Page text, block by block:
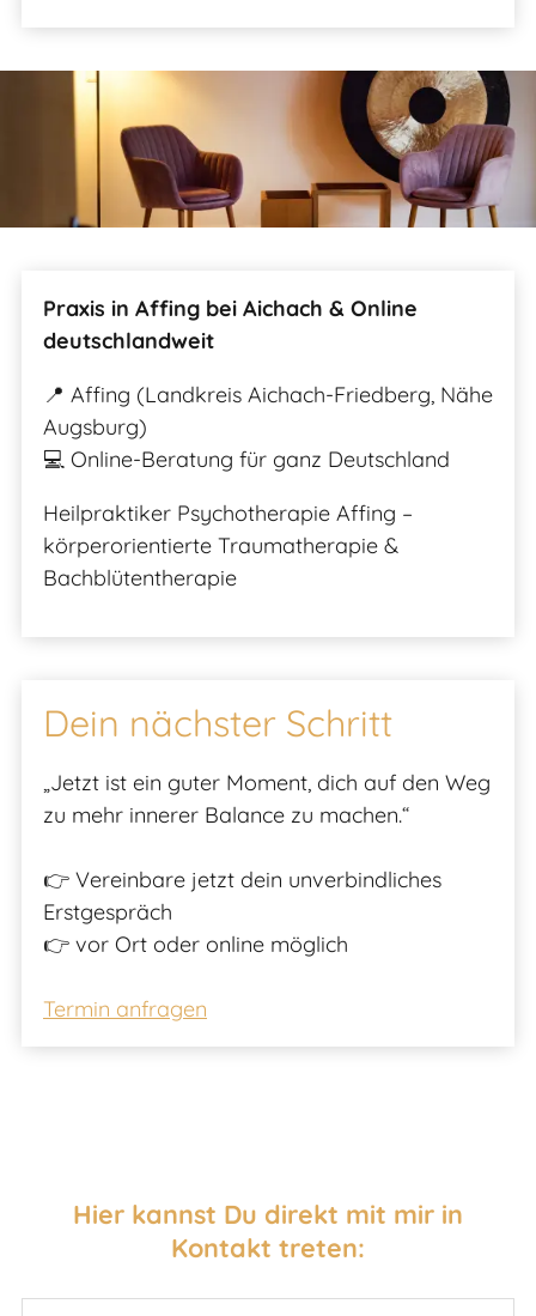
Praxis in Affing bei Aichach & Online
deutschlandweit
📍 Affing (Landkreis Aichach-Friedberg, Nähe
Augsburg)
💻 Online-Beratung für ganz Deutschland
Heilpraktiker Psychotherapie Affing –
körperorientierte Traumatherapie &
Bachblütentherapie
Dein nächster Schritt
„Jetzt ist ein guter Moment, dich auf den Weg
zu mehr innerer Balance zu machen.“
👉 Vereinbare jetzt dein unverbindliches
Erstgespräch
👉 vor Ort oder online möglich
Termin anfragen
Hier kannst Du direkt mit mir in
Kontakt treten: